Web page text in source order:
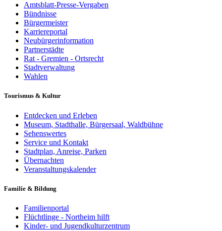
Amtsblatt-Presse-Vergaben
Bündnisse
Bürgermeister
Karriereportal
Neubürgerinformation
Partnerstädte
Rat - Gremien - Ortsrecht
Stadtverwaltung
Wahlen
Tourismus & Kultur
Entdecken und Erleben
Museum, Stadthalle, Bürgersaal, Waldbühne
Sehenswertes
Service und Kontakt
Stadtplan, Anreise, Parken
Übernachten
Veranstaltungskalender
Familie & Bildung
Familienportal
Flüchtlinge - Northeim hilft
Kinder- und Jugendkulturzentrum